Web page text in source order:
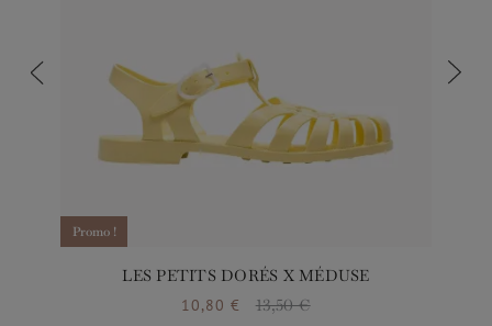
Promo !
LES PETITS DORÉS X MÉDUSE
Prix
10,80 € Prix de base
13,50 €